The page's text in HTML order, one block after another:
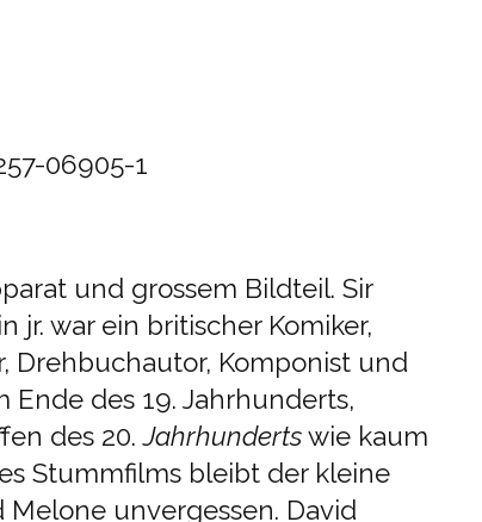
06905-1
und grossem Bildteil. Sir
jr. war ein britischer Komiker,
Drehbuchautor, Komponist und
Ende des 19. Jahrhunderts,
des 20.Jahrhundertswie kaum
Stummfilms bleibt der kleine
unvergessen. David